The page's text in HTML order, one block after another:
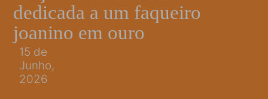
dedicada a um faqueiro
joanino em ouro
15 de
Junho,
2026